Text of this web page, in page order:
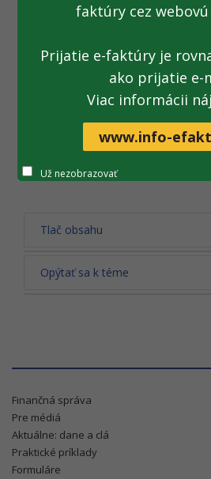
V uvedenom čase bude portál FS a
Ospravedlňujeme sa za prípadné
Archív tlačových správ
Tlač obsahu
Opýtať sa k téme
Finančná správa
Pre médiá
Aktuálne: dane a clá
Praktické príklady
Formuláre
faktúry cez
Prijatie e-faktúry je
ako prijatie e-
Viac informácii
www.info-
Už nezobrazovať